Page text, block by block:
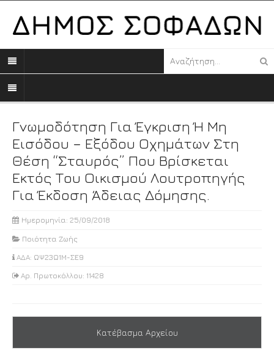
Γνωμοδότηση Για Έγκριση Ή Μη
Εισόδου – Εξόδου Οχημάτων Στη
Θέση “Σταυρός” Που Βρίσκεται
Εκτός Του Οικισμού Λουτροπηγής
Για Έκδοση Άδειας Δόμησης.
Ημερομηνία: 25/09/2018
Ποιότητα Ζωής
ΑΔΑ: ΩΨ23Ω1Μ-ΣΕ9
Αρ. Πρωτοκόλλου: 11428
Κατέβασμα Αρχείου